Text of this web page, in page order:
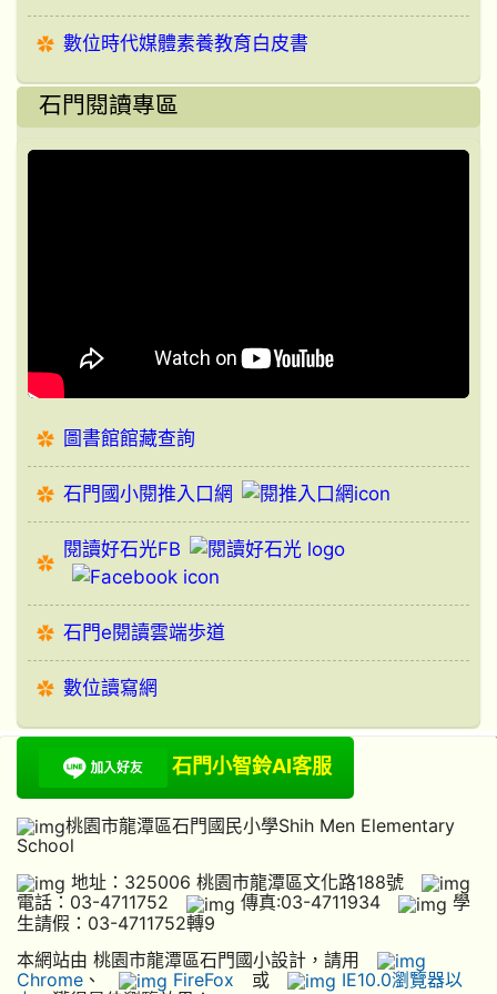
數位時代媒體素養教育白皮書
石門閱讀專區
圖書館館藏查詢
石門國小閱推入口網
閱讀好石光FB
石門e閱讀雲端歩道
數位讀寫網
石門小智鈴AI客服
桃園市龍潭區石門國民小學Shih Men Elementary
School
地址：325006 桃園市龍潭區文化路188號
電話：03-4711752
傳真:03-4711934
學
生請假：03-4711752轉9
本網站由 桃園市龍潭區石門國小設計，請用
Chrome 、 FireFox 或
IE10.0瀏覽器以